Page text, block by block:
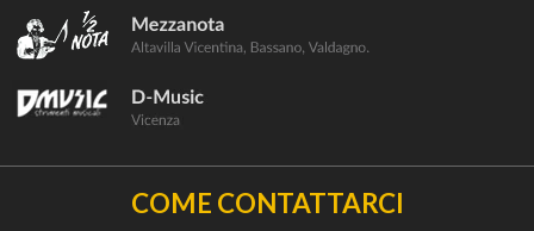
COME CONTATTARCI